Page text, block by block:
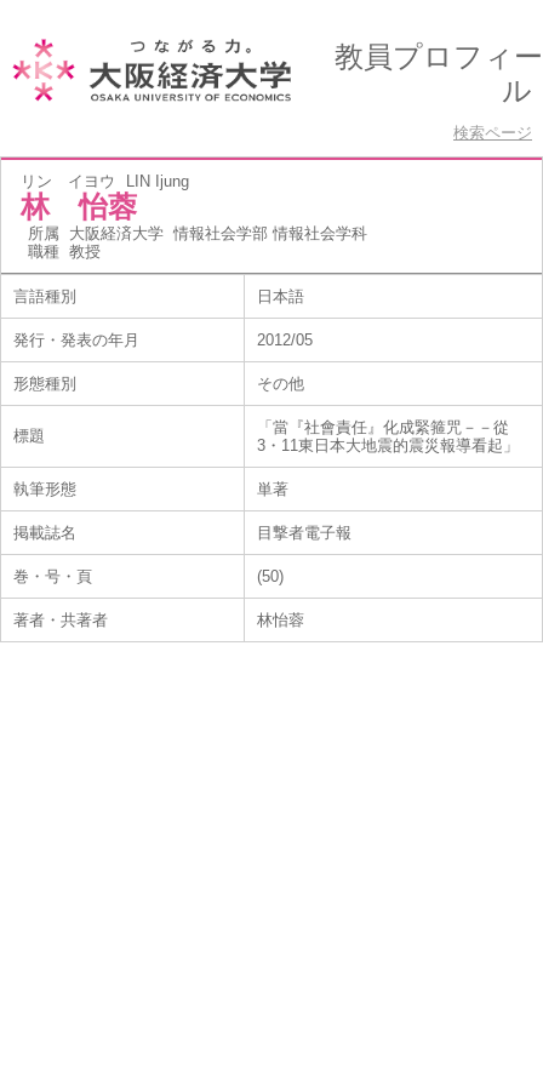
教員プロフィー
ル
検索ページ
リン イヨウ LIN Ijung
林 怡蓉
所属 大阪経済大学 情報社会学部 情報社会学科
職種 教授
言語種別 日本語
発行・発表の年月 2012/05
形態種別 その他
標題
「當『社會責任』化成緊箍咒－－從
3・11東日本大地震的震災報導看起」
執筆形態 単著
掲載誌名 目撃者電子報
巻・号・頁 (50)
著者・共著者 林怡蓉